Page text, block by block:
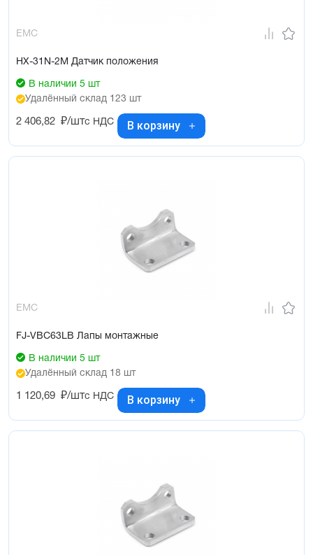
EMC
HX-31N-2M Датчик положения
В наличии 5 шт
Удалённый склад 123 шт
2 406,82 ₽/штс НДС В корзину
EMC
FJ-VBC63LB Лапы монтажные
В наличии 5 шт
Удалённый склад 18 шт
1 120,69 ₽/штс НДС В корзину